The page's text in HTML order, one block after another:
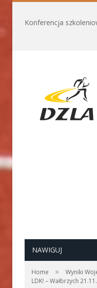
NAWIGUJ
Home »
Wyniki
LDK! – Wałbrzych